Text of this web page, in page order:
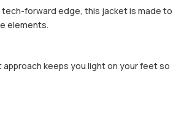
forward edge, this jacket is made to
elements.
keeps you light on your feet so